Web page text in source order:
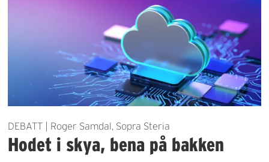
DEBATT | Roger Samdal, Sopra Steria
Hodet i skya, bena på bakken